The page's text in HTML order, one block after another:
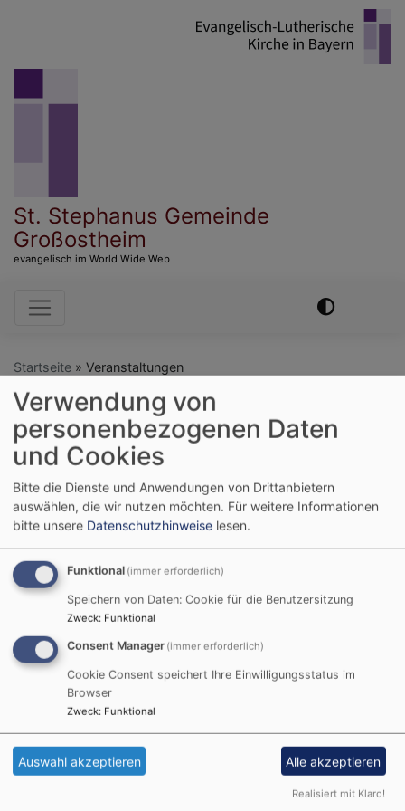
St. Stephanus Gemeinde
Großostheim
evangelisch im World Wide Web
Hauptnavigation
Startseite Veranstaltungen
Veranstaltungen
Evangelische-Termine Slider-Teaser
StephansSupp :
es„Djuwetschreis mit Bifteki und
Zaziki“
Seniorenkreis : „Geselliger
Jugend trifft sich! :
Spielenachmittag im
Gemeindefest : "Vertraute
Gemeinschaft - neue Gesichter"
Zurück
Verwendung von
personenbezogenen Daten
und Cookies
Bitte die Dienste und Anwendungen von Drittanbietern
auswählen, die wir nutzen möchten. Für weitere Informationen
bitte unsere Datenschutzhinweise lesen.
Funktional (immer erforderlich)
Speichern von Daten: Cookie für die Benutzersitzung
Zweck: Funktional
Consent Manager (immer erforderlich)
Cookie Consent speichert Ihre Einwilligungsstatus im
Browser
Zweck: Funktional
Auswahl akzeptieren Alle akzeptieren
Realisiert mit Klaro!